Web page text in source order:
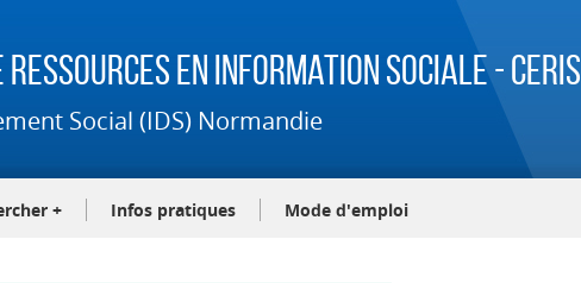
en Information Sociale - CERIS
Social (IDS) Normandie
+ Infos pratiques Mode d'emploi